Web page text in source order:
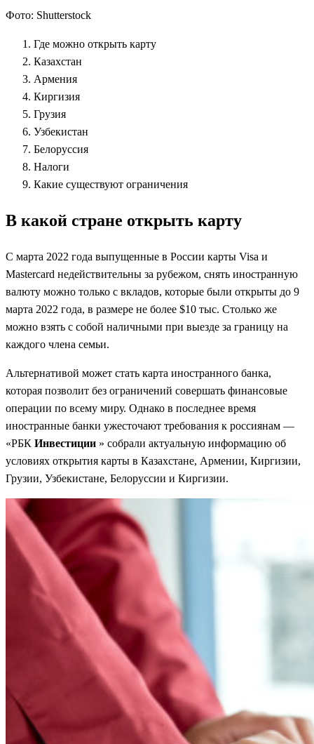
Фото: Shutterstock
Где можно открыть карту
Казахстан
Армения
Киргизия
Грузия
Узбекистан
Белоруссия
Налоги
Какие существуют ограничения
В какой стране открыть карту
С марта 2022 года выпущенные в России карты Visa и
Mastercard недействительны за рубежом, снять иностранную
валюту можно только с вкладов, которые были открыты до 9
марта 2022 года, в размере не более $10 тыс. Столько же
можно взять с собой наличными при выезде за границу на
каждого члена семьи.
Альтернативой может стать карта иностранного банка,
которая позволит без ограничений совершать финансовые
операции по всему миру. Однако в последнее время
иностранные банки ужесточают требования к россиянам —
«РБК Инвестиции » собрали актуальную информацию об
условиях открытия карты в Казахстане, Армении, Киргизии,
Грузии, Узбекистане, Белоруссии и Киргизии.